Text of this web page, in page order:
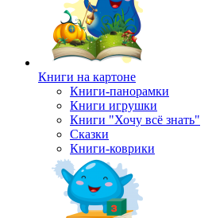
Книги на картоне
Книги-панорамки
Книги игрушки
Книги "Хочу всё знать"
Сказки
Книги-коврики